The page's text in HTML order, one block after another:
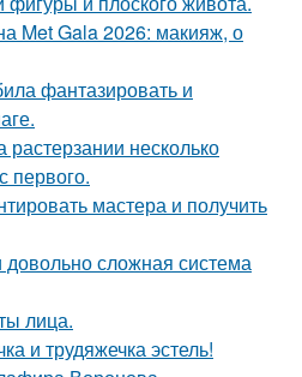
Met Gala 2026: макияж, о
фантазировать и
несколько
первого.
мастера и получить
сложная система
лица.
и трудяжечка эстель!